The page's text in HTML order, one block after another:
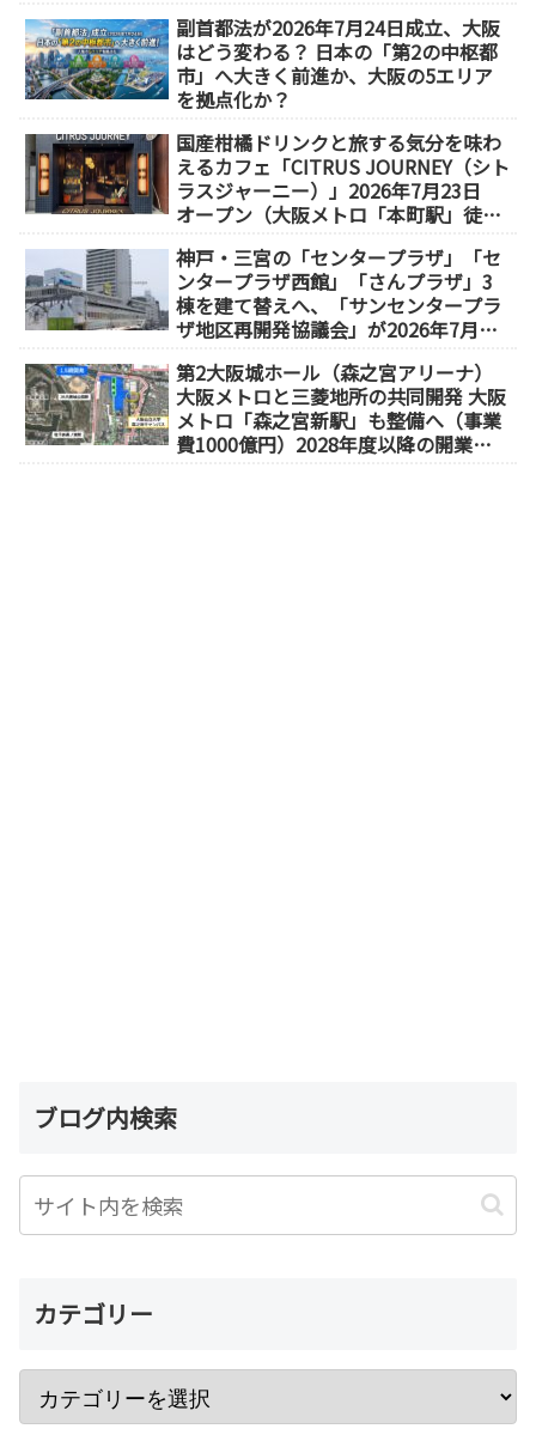
副首都法が2026年7月24日成立、大阪
はどう変わる？ 日本の「第2の中枢都
市」へ大きく前進か、大阪の5エリア
を拠点化か？
国産柑橘ドリンクと旅する気分を味わ
えるカフェ「CITRUS JOURNEY（シト
ラスジャーニー）」2026年7月23日
オープン（大阪メトロ「本町駅」徒歩
神戸・三宮の「センタープラザ」「セ
ンタープラザ西館」「さんプラザ」3
棟を建て替えへ、「サンセンタープラ
ザ地区再開発協議会」が2026年7月発
第2大阪城ホール（森之宮アリーナ）
大阪メトロと三菱地所の共同開発 大阪
メトロ「森之宮新駅」も整備へ（事業
費1000億円）2028年度以降の開業
ブログ内検索
カテゴリー